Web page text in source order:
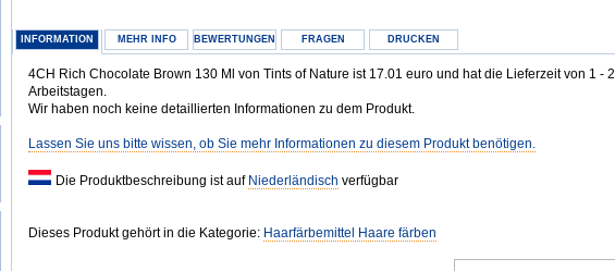
INFORMATION MEHR INFO BEWERTUNGEN FRAGEN DRUCKEN
4CH Rich Chocolate Brown 130 Ml von Tints of Nature ist 17.01 euro und hat die Lieferzeit von 1 - 2
Arbeitstagen.
Wir haben noch keine detaillierten Informationen zu dem Produkt.
Lassen Sie uns bitte wissen, ob Sie mehr Informationen zu diesem Produkt benötigen.
Die Produktbeschreibung ist auf Niederländisch verfügbar
Dieses Produkt gehört in die Kategorie: Haarfärbemittel Haare färben